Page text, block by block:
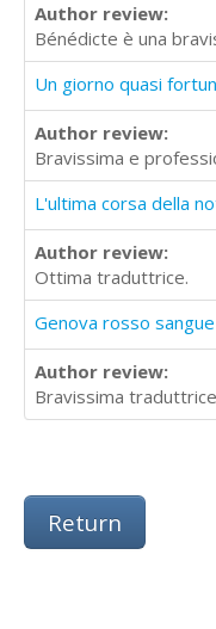
Author review:
Bénédicte è una
Un giorno quasi
Author review:
Bravissima e
L'ultima corsa della
Author review:
Ottima traduttrice.
Genova rosso sangue
Author review:
Bravissima
Return